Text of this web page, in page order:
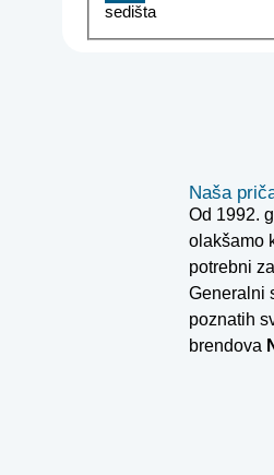
sedišta
Naša
Od 1992.
olakšamo
potrebni
Generalni
poznatih
brendova